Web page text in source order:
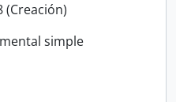
(Creación)
simple